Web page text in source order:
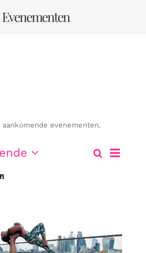
aankomende evenementen.
en
Zoeken
Lijst